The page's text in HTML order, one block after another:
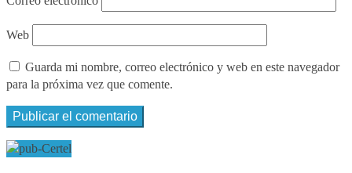
Web
Guarda mi nombre, correo electrónico y web en este navegador
para la próxima vez que comente.